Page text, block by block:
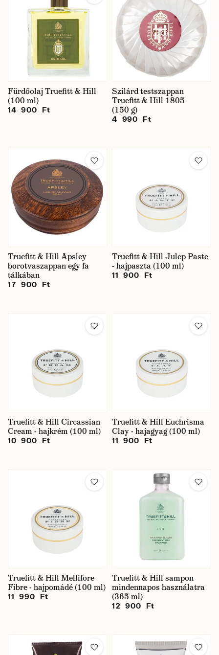
Fürdőolaj Truefitt & Hill
(100 ml)
14 900 Ft
Szilárd testszappan
Truefitt & Hill 1805
(150 g)
4 990 Ft
Truefitt & Hill Apsley
borotvaszappan egy fa
tálkában
17 900 Ft
Truefitt & Hill Julep Paste
- hajpaszta (100 ml)
11 900 Ft
Truefitt & Hill Circassian
Cream - hajkrém (100 ml)
10 900 Ft
Truefitt & Hill Euchrisma
Clay - hajagyag (100 ml)
11 900 Ft
Truefitt & Hill Mellifore
Fibre - hajpomádé (100 ml)
11 990 Ft
Truefitt & Hill sampon
mindennapos használatra
(365 ml)
12 900 Ft